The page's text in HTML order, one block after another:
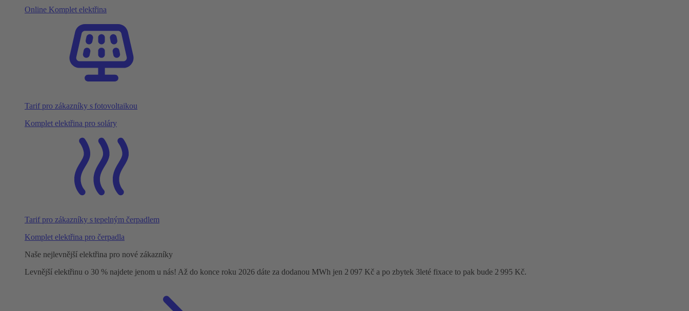
Online Komplet elektřina
Tarif pro zákazníky s fotovoltaikou
Komplet elektřina pro soláry
Tarif pro zákazníky s tepelným čerpadlem
Komplet elektřina pro čerpadla
Naše nejlevnější elektřina pro nové zákazníky
Levnější elektřinu o 30 % najdete jenom u nás! Až do konce roku 2026 dáte za dodanou MWh jen 2 097 Kč a po zbytek 3leté fixace to pak bude 2 995 Kč.